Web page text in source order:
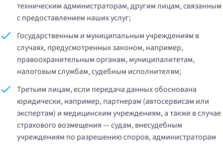
техническим администраторам, другим лицам, связанным
с предоставлением наших услуг;
Государственным и муниципальным учреждениям в
случаях, предусмотренных законом, например,
правоохранительным органам, муниципалитетам,
налоговым службам, судебным исполнителям;
Третьим лицам, если передача данных обоснована
юридически, например, партнерам (автосервисам или
экспертам) и медицинским учреждениям, а также в случае
страхового возмещения — судам, внесудебным
учреждениям по разрешению споров, администраторам